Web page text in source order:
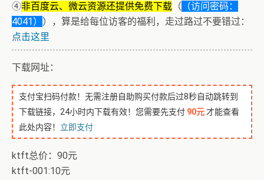
④非百度云、微云资源还提供免费下载 （ （访问密码：
4041） ），算是给每位访客的福利，走过路过不要错过：
点击这里
下载网址：
支付宝扫码付款！无需注册自助购买付款后过8秒自动跳转到
下载链接，24小时内下载有效！您需要先支付 90元 才能查看
此处内容！ 立即支付
ktft总价：90元
ktft-001:10元